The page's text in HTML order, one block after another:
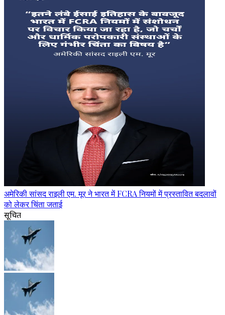
अमेरिकी सांसद राइली एम. मूर ने भारत में FCRA नियमों में प्रस्तावित बदलावों
को लेकर चिंता जताई
सूचित